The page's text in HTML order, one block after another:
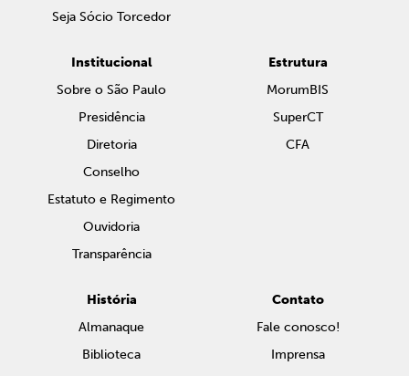
Seja Sócio Torcedor
Institucional
Sobre o São Paulo
Presidência
Diretoria
Conselho
Estatuto e Regimento
Ouvidoria
Transparência
Estrutura
MorumBIS
SuperCT
CFA
História
Almanaque
Biblioteca
Contato
Fale conosco!
Imprensa